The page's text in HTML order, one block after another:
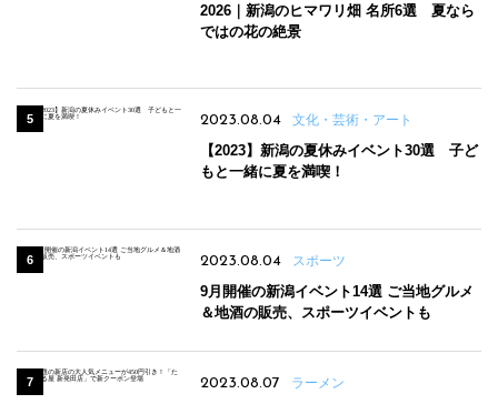
2026｜新潟のヒマワリ畑 名所6選 夏なら
ではの花の絶景
2023.08.04 文化・芸術・アート
【2023】新潟の夏休みイベント30選 子ど
もと一緒に夏を満喫！
2023.08.04 スポーツ
9月開催の新潟イベント14選 ご当地グルメ
＆地酒の販売、スポーツイベントも
2023.08.07 ラーメン